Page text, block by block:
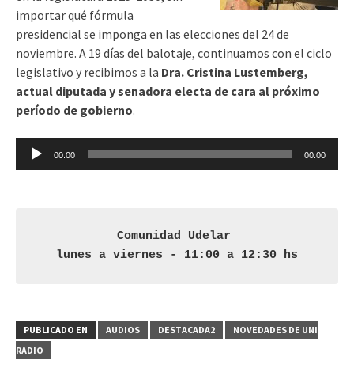
importar qué fórmula
presidencial se imponga en las elecciones del 24 de
noviembre. A 19 días del balotaje, continuamos con el ciclo
legislativo y recibimos a la Dra. Cristina Lustemberg,
actual diputada y senadora electa de cara al próximo
período de gobierno.
Reproductor
00:00 00:00
Comunidad Udelar
lunes a viernes - 11:00 a 12:30 hs
PUBLICADO EN AUDIOS DESTACADA2
NOVEDADES DE UNI
RADIO